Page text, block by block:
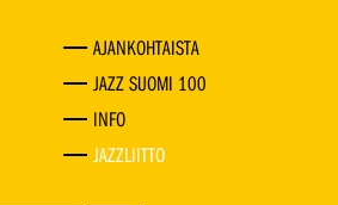
AJANKOHTAISTA
JAZZ SUOMI 100
INFO
JAZZLIITTO